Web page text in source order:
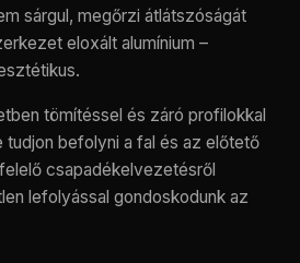
sárgul, megőrzi átlátszóságát
eloxált alumínium –
tömítéssel és záró profilokkal
tudjon befolyni a fal és az előtető
csapadékelvezetésről
lefolyással gondoskodunk az